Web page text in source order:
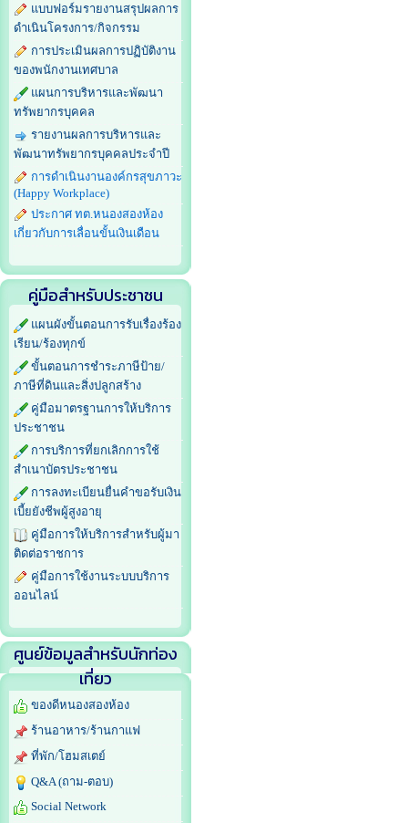
แบบฟอร์มรายงานสรุปผลการ
ดำเนินโครงการ/กิจกรรม
การประเมินผลการปฏิบัติงาน
ของพนักงานเทศบาล
แผนการบริหารและพัฒนา
ทรัพยากรบุคคล
รายงานผลการบริหารและ
พัฒนาทรัพยากรบุคคลประจำปี
การดำเนินงานองค์กรสุขภาวะ
(Happy Workplace)
ประกาศ ทต.หนองสองห้อง
เกี่ยวกับการเลื่อนขั้นเงินเดือน
คู่มือสำหรับประชาชน
แผนผังขั้นตอนการรับเรื่องร้อง
เรียน/ร้องทุกข์
ขั้นตอนการชำระภาษีป้าย/
ภาษีที่ดินและสิ่งปลูกสร้าง
คู่มือมาตรฐานการให้บริการ
ประชาชน
การบริการที่ยกเลิกการใช้
สำเนาบัตรประชาชน
การลงทะเบียนยื่นคำขอรับเงิน
เบี้ยยังชีพผู้สูงอายุ
คู่มือการให้บริการสำหรับผู้มา
ติดต่อราชการ
คู่มือการใช้งานระบบบริการ
ออนไลน์
ศูนย์ข้อมูลสำหรับนักท่อง
เที่ยว
ของดีหนองสองห้อง
ร้านอาหาร/ร้านกาแฟ
ที่พัก/โฮมสเตย์
Q&A (ถาม-ตอบ)
Social Network